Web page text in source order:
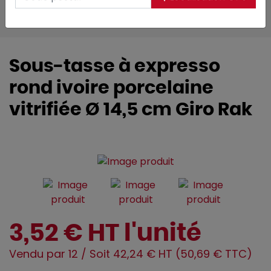
Vaisselle
Sous-tasse à expresso
rond ivoire porcelaine
vitrifiée Ø 14,5 cm Giro Rak
3,52 € HT l'unité
Vendu par 12 / Soit 42,24 € HT (50,69 € TTC)